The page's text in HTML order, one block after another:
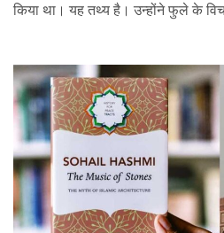
किया था। यह तथ्य है। उन्होंने फुले के